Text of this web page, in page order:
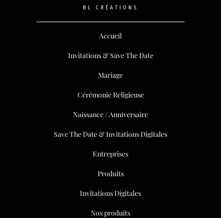
BL CRÉATIONS
Accueil
Invitations & Save The Date
Mariage
Cérémonie Religieuse
Naissance / Anniversaire
Save The Date & Invitations Digitales
Entreprises
Produits
Invitations Digitales
Nos produits